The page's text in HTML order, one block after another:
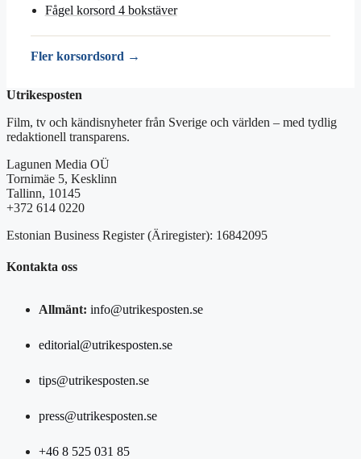
Fågel korsord 4 bokstäver
Fler korsordsord →
Utrikesposten
Film, tv och kändisnyheter från Sverige och världen – med tydlig
redaktionell transparens.
Lagunen Media OÜ
Tornimäe 5, Kesklinn
Tallinn, 10145
+372 614 0220
Estonian Business Register (Äriregister): 16842095
Kontakta oss
Allmänt: info@utrikesposten.se
editorial@utrikesposten.se
tips@utrikesposten.se
press@utrikesposten.se
+46 8 525 031 85